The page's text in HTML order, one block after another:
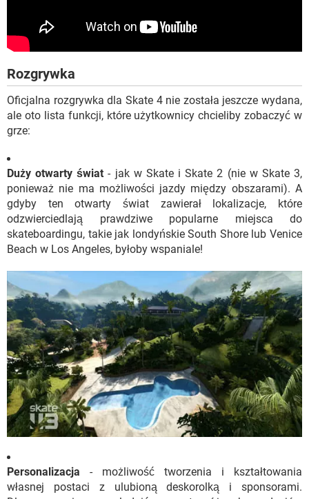
Rozgrywka
Oficjalna rozgrywka dla Skate 4 nie została jeszcze wydana,
ale oto lista funkcji, które użytkownicy chcieliby zobaczyć w
grze:
Duży otwarty świat - jak w Skate i Skate 2 (nie w Skate 3,
ponieważ nie ma możliwości jazdy między obszarami). A
gdyby ten otwarty świat zawierał lokalizacje, które
odzwierciedlają prawdziwe popularne miejsca do
skateboardingu, takie jak londyńskie South Shore lub Venice
Beach w Los Angeles, byłoby wspaniale!
Personalizacja - możliwość tworzenia i kształtowania
własnej postaci z ulubioną deskorolką i sponsorami.